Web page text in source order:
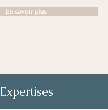
En savoir plus
Expertises